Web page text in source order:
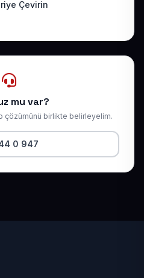
Çevirin
mu var?
çözümünü birlikte belirleyelim.
0 947